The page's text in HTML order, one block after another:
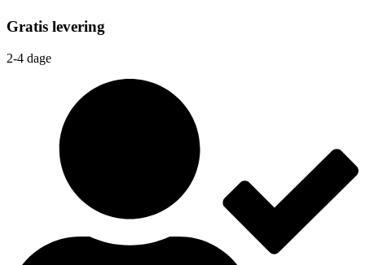
Gratis levering
2-4 dage